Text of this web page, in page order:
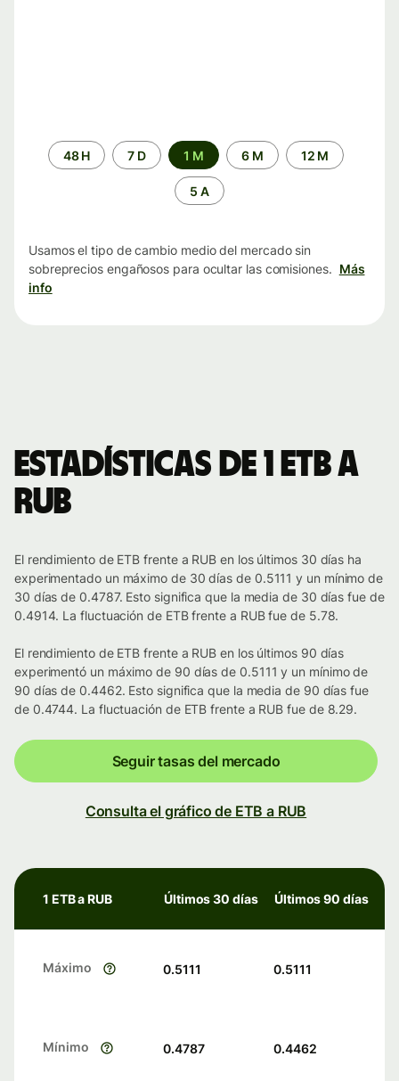
Periodo48 H 7 D 1 M 6 M 12 M
5 A
Usamos el tipo de cambio medio del mercado sin
sobreprecios engañosos para ocultar las comisiones. Más
info
Estadísticas de 1 ETB a
RUB
El rendimiento de ETB frente a RUB en los últimos 30 días ha
experimentado un máximo de 30 días de 0.5111 y un mínimo de
30 días de 0.4787. Esto significa que la media de 30 días fue de
0.4914. La fluctuación de ETB frente a RUB fue de 5.78.
El rendimiento de ETB frente a RUB en los últimos 90 días
experimentó un máximo de 90 días de 0.5111 y un mínimo de
90 días de 0.4462. Esto significa que la media de 90 días fue
de 0.4744. La fluctuación de ETB frente a RUB fue de 8.29.
Seguir tasas del mercado
Consulta el gráfico de ETB a RUB
1 ETB a RUB Últimos 30 días Últimos 90 días
Máximo 0.5111 0.5111
Mínimo 0.4787 0.4462